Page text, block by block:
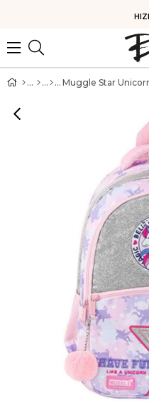
Muggle Star